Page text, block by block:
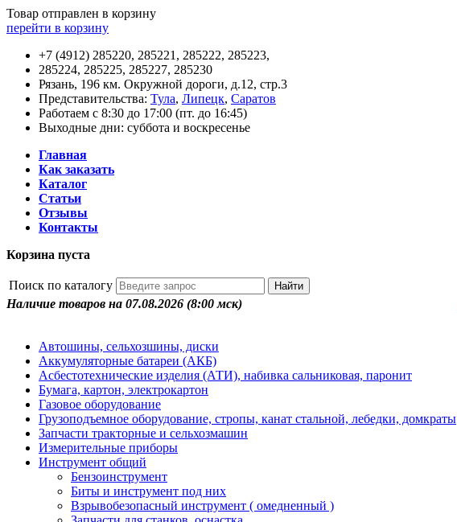
Товар отправлен в корзину
перейти в корзину
+7 (4912) 285220, 285221, 285222, 285223,
285224, 285225, 285227, 285230
Рязань, 196 км. Окружной дороги, д.12, стр.3
Представительства: Тула, Липецк, Саратов
Работаем с 8:30 до 17:00 (пт. до 16:45)
Выходные дни: суббота и воскресенье
Главная
Как заказать
Каталог
Статьи
Отзывы
Контакты
Корзина пуста
Поиск по каталогу
Наличие товаров на 07.08.2026 (8:00 мск)
Автошины, сельхозшины, диски
Аккумуляторные батареи (АКБ)
Асбестотехнические изделия (АТИ), набивка сальниковая, паронит
Бумага, картон, электрокартон
Газовое оборудование
Грузоподъемное оборудование, стропы, канат стальной, лебедки, домкраты
Запчасти тракторные и сельхозмашин
Измерительные приборы
Инструмент общий
Бензоинструмент
Биты и инструмент под них
Взрывобезопасный инструмент ( омедненный )